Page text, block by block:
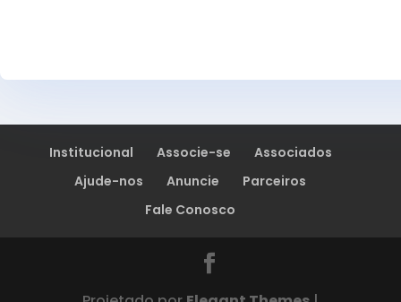
Institucional Associe-se
Associados
Ajude-nos
Anuncie
Parceiros
Fale Conosco